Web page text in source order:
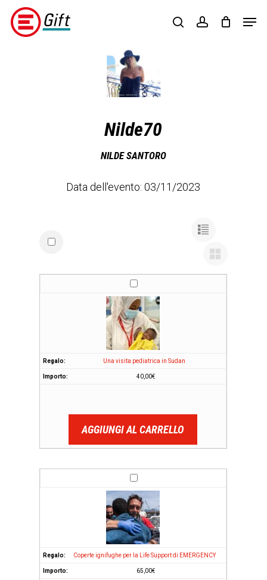
Skip
main
searchaccount
Regalisolidali
(opens
in
a
tab)
Nilde70
NILDE SANTORO
Data dell'evento: 03/11/2023
Una visita pediatrica in Sudan
40,00€
AGGIUNGI AL CARRELLO
Coperte ignifughe per la Life Support di EMERGENCY
65,00€